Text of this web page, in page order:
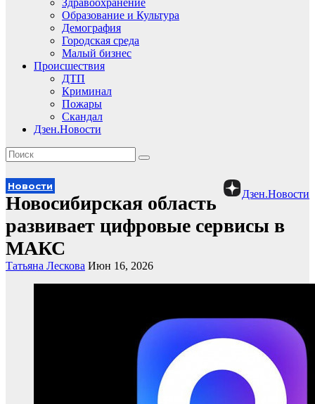
Здравоохранение
Образование и Культура
Демография
Городская среда
Малый бизнес
Происшествия
ДТП
Криминал
Пожары
Скандал
Дзен.Новости
Дзен.Новости
Новости
Новосибирская область
развивает цифровые сервисы в
МАКС
Татьяна Лескова Июн 16, 2026